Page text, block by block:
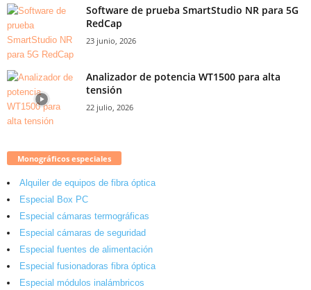
Software de prueba SmartStudio NR para 5G
RedCap
23 junio, 2026
Analizador de potencia WT1500 para alta
tensión
22 julio, 2026
Monográficos especiales
Alquiler de equipos de fibra óptica
Especial Box PC
Especial cámaras termográficas
Especial cámaras de seguridad
Especial fuentes de alimentación
Especial fusionadoras fibra óptica
Especial módulos inalámbricos